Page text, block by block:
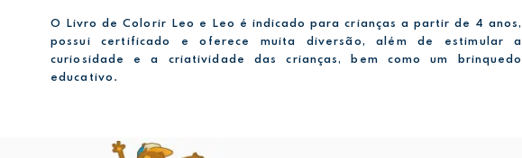
O Livro de Colorir Leo e Leo é indicado para crianças a partir de 4 anos,
possui certificado e oferece muita diversão, além de estimular a
curiosidade e a criatividade das crianças, bem como um brinquedo
educativo.